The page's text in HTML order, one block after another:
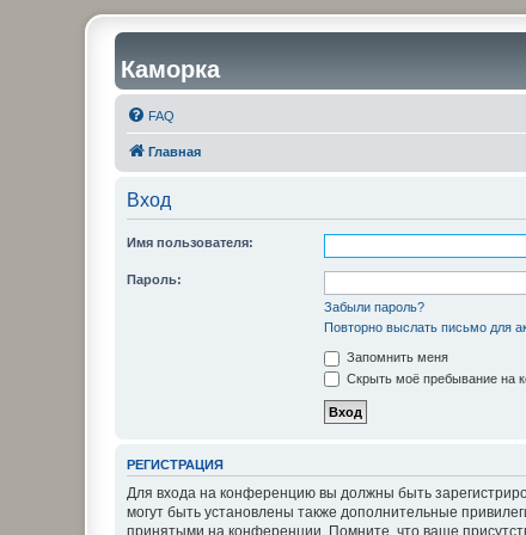
Каморка
FAQ
Главная
Вход
Имя пользователя:
Пароль:
Забыли пароль?
Повторно выслать письмо для
Запомнить меня
Скрыть моё пребывание на
РЕГИСТРАЦИЯ
Для входа на конференцию вы должны быть
могут быть установлены также дополнительные
принятыми на конференции. Помните, что ваше